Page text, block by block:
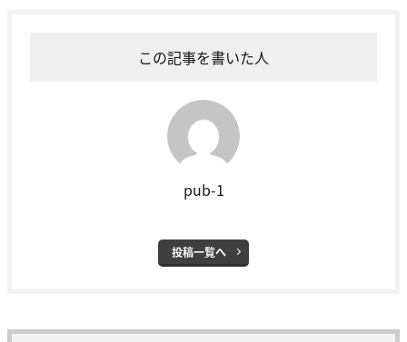
この記事を書いた人
pub-1
投稿一覧へ